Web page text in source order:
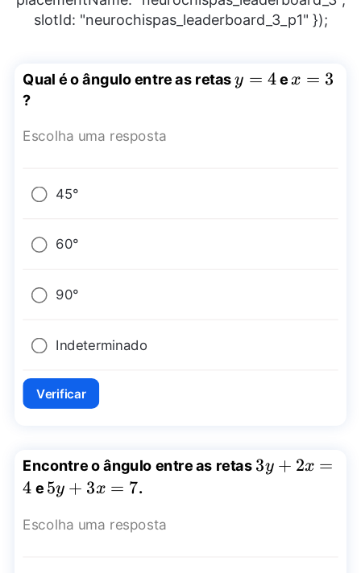
slotId: "neurochispas_leaderboard_3_p1" });
Qual é o ângulo entre as retasy=4
y = 4ex=3
x = 3
?
Escolha uma resposta
45°
60°
90°
Indeterminado
Verificar
Encontre o ângulo entre as retas 3y+2x=4
3y + 2x =
4 e 5y+3x=7
5y + 3x = 7.
Escolha uma resposta